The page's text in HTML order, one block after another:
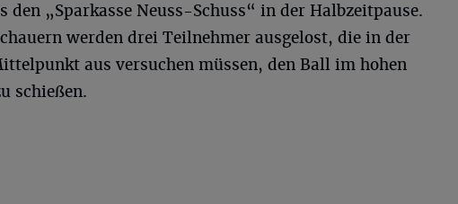
den „Sparkasse Neuss-Schuss“ in der Halbzeitpause.
werden drei Teilnehmer ausgelost, die in der
aus versuchen müssen, den Ball im hohen
schießen.